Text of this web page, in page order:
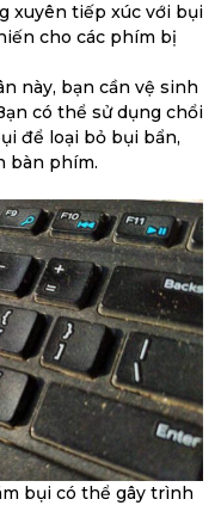
xuyên tiếp xúc với bụi
cho các phím bị
này, bạn cần vệ sinh
có thể sử dụng chổi
để loại bỏ bụi bẩn,
bàn phím.
bụi có thể gây trình